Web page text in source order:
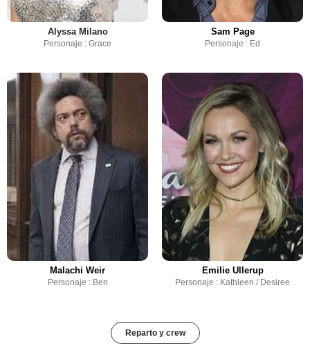
Alyssa Milano
Personaje : Grace
Sam Page
Personaje : Ed
Malachi Weir
Personaje : Ben
Emilie Ullerup
Personaje : Kathleen / Desiree
Reparto y crew